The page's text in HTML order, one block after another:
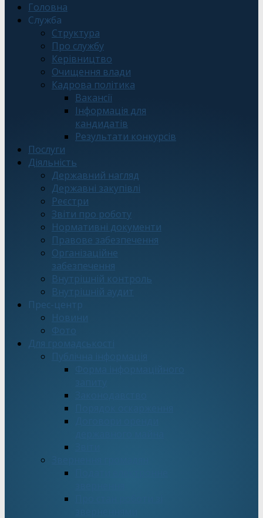
Головна
Служба
Структура
Про службу
Керівництво
Очищення влади
Кадрова політика
Вакансії
Інформація для
кандидатів
Результати конкурсів
Послуги
Діяльність
Державний нагляд
Державні закупівлі
Реєстри
Звіти про роботу
Нормативні документи
Правове забезпечення
Організаційне
забезпечення
Внутрішній контроль
Внутрішній аудит
Прес-центр
Новини
Фото
Для громадськості